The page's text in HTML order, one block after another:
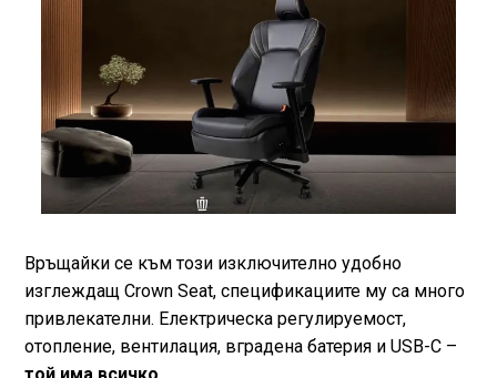
Връщайки се към този изключително удобно
изглеждащ Crown Seat, спецификациите му са много
привлекателни. Електрическа регулируемост,
отопление, вентилация, вградена батерия и USB-C –